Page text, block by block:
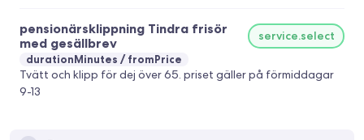
pensionärsklippning Tindra frisör
med gesällbrev
durationMinutes fromPrice
service.select
Tvätt och klipp för dej över 65. priset gäller på förmiddagar
9-13